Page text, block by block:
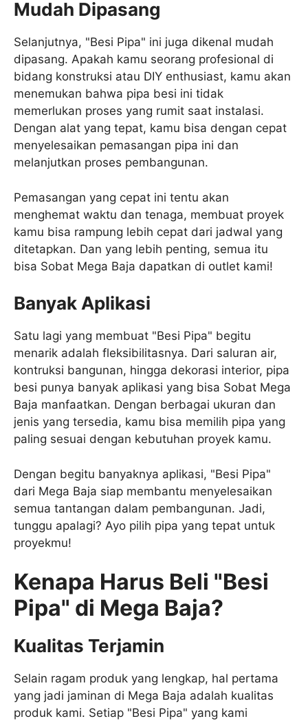
Mudah Dipasang
Selanjutnya, "Besi Pipa" ini juga dikenal mudah
dipasang. Apakah kamu seorang profesional di
bidang konstruksi atau DIY enthusiast, kamu akan
menemukan bahwa pipa besi ini tidak
memerlukan proses yang rumit saat instalasi.
Dengan alat yang tepat, kamu bisa dengan cepat
menyelesaikan pemasangan pipa ini dan
melanjutkan proses pembangunan.
Pemasangan yang cepat ini tentu akan
menghemat waktu dan tenaga, membuat proyek
kamu bisa rampung lebih cepat dari jadwal yang
ditetapkan. Dan yang lebih penting, semua itu
bisa Sobat Mega Baja dapatkan di outlet kami!
Banyak Aplikasi
Satu lagi yang membuat "Besi Pipa" begitu
menarik adalah fleksibilitasnya. Dari saluran air,
kontruksi bangunan, hingga dekorasi interior, pipa
besi punya banyak aplikasi yang bisa Sobat Mega
Baja manfaatkan. Dengan berbagai ukuran dan
jenis yang tersedia, kamu bisa memilih pipa yang
paling sesuai dengan kebutuhan proyek kamu.
Dengan begitu banyaknya aplikasi, "Besi Pipa"
dari Mega Baja siap membantu menyelesaikan
semua tantangan dalam pembangunan. Jadi,
tunggu apalagi? Ayo pilih pipa yang tepat untuk
proyekmu!
Kenapa Harus Beli "Besi
Pipa" di Mega Baja?
Kualitas Terjamin
Selain ragam produk yang lengkap, hal pertama
yang jadi jaminan di Mega Baja adalah kualitas
produk kami. Setiap "Besi Pipa" yang kami